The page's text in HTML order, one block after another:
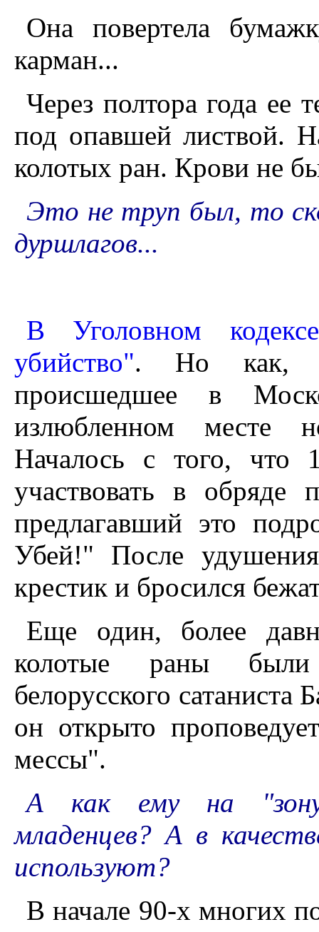
Она повертела
карман...
Через полтора года ее
под опавшей листвой.
колотых ран. Крови не
Это не труп был, то
дуршлагов...
В Уголовном
убийство". Но как,
происшедшее в
излюбленном месте
Началось с того, что
участвовать в обряде
предлагавший это
Убей!" После
крестик и бросился
Еще один, более
колотые раны
белорусского сатаниста
он открыто
мессы".
А как ему на
младенцев? А в
используют?
В начале 90-х многих